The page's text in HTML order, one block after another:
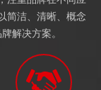
简洁、清晰、概念
解决方案。